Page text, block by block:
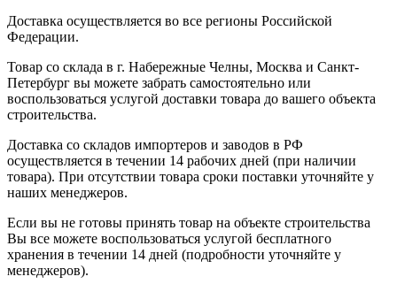
Доставка осуществляется во все регионы Российской
Федерации.
Товар со склада в г. Набережные Челны, Москва и Санкт-
Петербург вы можете забрать самостоятельно или
воспользоваться услугой доставки товара до вашего объекта
строительства.
Доставка со складов импортеров и заводов в РФ
осуществляется в течении 14 рабочих дней (при наличии
товара). При отсутствии товара сроки поставки уточняйте у
наших менеджеров.
Если вы не готовы принять товар на объекте строительства
Вы все можете воспользоваться услугой бесплатного
хранения в течении 14 дней (подробности уточняйте у
менеджеров).